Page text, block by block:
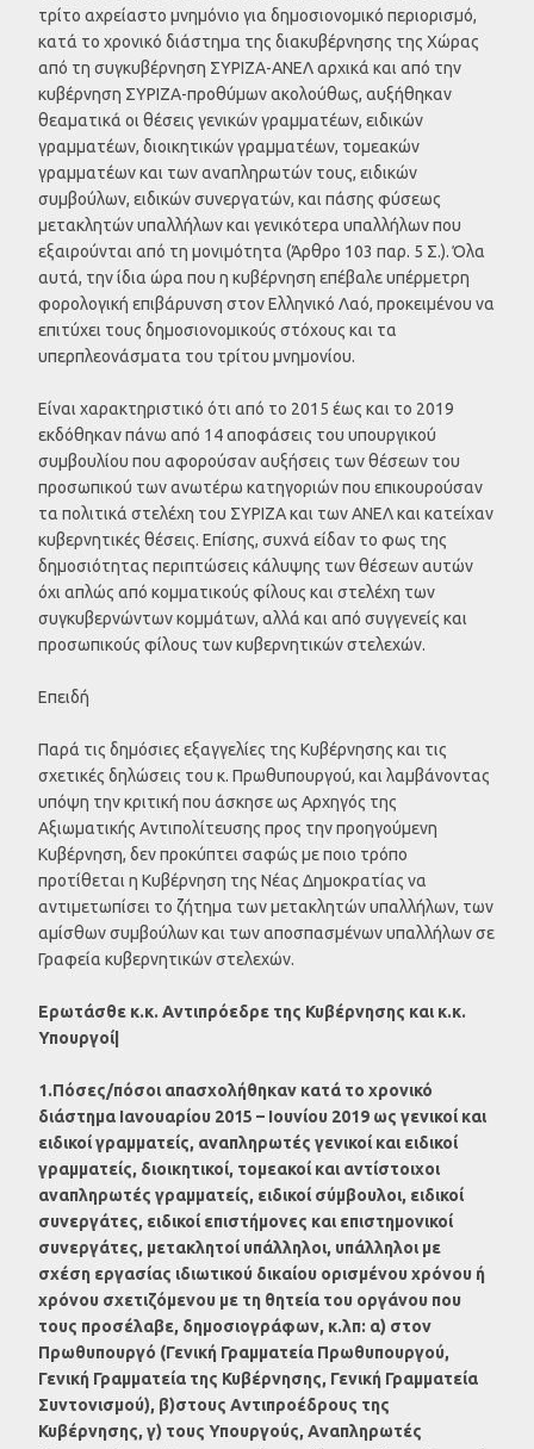
τρίτο αχρείαστο μνημόνιο για δημοσιονομικό περιορισμό,
κατά το χρονικό διάστημα της διακυβέρνησης της Χώρας
από τη συγκυβέρνηση ΣΥΡΙΖΑ-ΑΝΕΛ αρχικά και από την
κυβέρνηση ΣΥΡΙΖΑ-προθύμων ακολούθως, αυξήθηκαν
θεαματικά οι θέσεις γενικών γραμματέων, ειδικών
γραμματέων, διοικητικών γραμματέων, τομεακών
γραμματέων και των αναπληρωτών τους, ειδικών
συμβούλων, ειδικών συνεργατών, και πάσης φύσεως
μετακλητών υπαλλήλων και γενικότερα υπαλλήλων που
εξαιρούνται από τη μονιμότητα (Άρθρο 103 παρ. 5 Σ.). Όλα
αυτά, την ίδια ώρα που η κυβέρνηση επέβαλε υπέρμετρη
φορολογική επιβάρυνση στον Ελληνικό Λαό, προκειμένου να
επιτύχει τους δημοσιονομικούς στόχους και τα
υπερπλεονάσματα του τρίτου μνημονίου.
Είναι χαρακτηριστικό ότι από το 2015 έως και το 2019
εκδόθηκαν πάνω από 14 αποφάσεις του υπουργικού
συμβουλίου που αφορούσαν αυξήσεις των θέσεων του
προσωπικού των ανωτέρω κατηγοριών που επικουρούσαν
τα πολιτικά στελέχη του ΣΥΡΙΖΑ και των ΑΝΕΛ και κατείχαν
κυβερνητικές θέσεις. Επίσης, συχνά είδαν το φως της
δημοσιότητας περιπτώσεις κάλυψης των θέσεων αυτών
όχι απλώς από κομματικούς φίλους και στελέχη των
συγκυβερνώντων κομμάτων, αλλά και από συγγενείς και
προσωπικούς φίλους των κυβερνητικών στελεχών.
Επειδή
Παρά τις δημόσιες εξαγγελίες της Κυβέρνησης και τις
σχετικές δηλώσεις του κ. Πρωθυπουργού, και λαμβάνοντας
υπόψη την κριτική που άσκησε ως Αρχηγός της
Αξιωματικής Αντιπολίτευσης προς την προηγούμενη
Κυβέρνηση, δεν προκύπτει σαφώς με ποιο τρόπο
προτίθεται η Κυβέρνηση της Νέας Δημοκρατίας να
αντιμετωπίσει το ζήτημα των μετακλητών υπαλλήλων, των
αμίσθων συμβούλων και των αποσπασμένων υπαλλήλων σε
Γραφεία κυβερνητικών στελεχών.
Ερωτάσθε κ.κ. Αντιπρόεδρε της Κυβέρνησης και κ.κ.
Υπουργοί|
1.Πόσες/πόσοι απασχολήθηκαν κατά το χρονικό
διάστημα Ιανουαρίου 2015 – Ιουνίου 2019 ως γενικοί και
ειδικοί γραμματείς, αναπληρωτές γενικοί και ειδικοί
γραμματείς, διοικητικοί, τομεακοί και αντίστοιχοι
αναπληρωτές γραμματείς, ειδικοί σύμβουλοι, ειδικοί
συνεργάτες, ειδικοί επιστήμονες και επιστημονικοί
συνεργάτες, μετακλητοί υπάλληλοι, υπάλληλοι με
σχέση εργασίας ιδιωτικού δικαίου ορισμένου χρόνου ή
χρόνου σχετιζόμενου με τη θητεία του οργάνου που
τους προσέλαβε, δημοσιογράφων, κ.λπ: α) στον
Πρωθυπουργό (Γενική Γραμματεία Πρωθυπουργού,
Γενική Γραμματεία της Κυβέρνησης, Γενική Γραμματεία
Συντονισμού), β)στους Αντιπροέδρους της
Κυβέρνησης, γ) τους Υπουργούς, Αναπληρωτές